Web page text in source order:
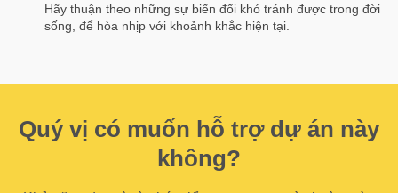
Hãy thuận theo những sự biến đổi khó tránh được trong đời
sống, để hòa nhịp với khoảnh khắc hiện tại.
Quý vị có muốn hỗ trợ dự án này
không?